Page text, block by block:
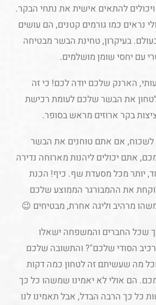
להתאים אישית את נתחי הבקר.
נראים כמו גורמים קטנים, הם עושים
בעיקרון, טחינת הבשר מבטיחה
עם יחסי שומן מושלמים.
הארנק שלכם יודה לכם! כי זה
לטחון את הבשר שלכם לעומת רכישת
בקר ארוזים מראש בסופר.
לשכוח, אם אתם טוחנים את הבשר
אתם יכולים ליהנות מארוחה נדירה
יותר מכל מסעדת שף. כיף! הכנת
את ההמבורגר הממוצע שלכם
מרהיב וליגה אחרת, מבטיחים 😉
שכל החברים והמשפחה ישאלו
הסודי שלכם"? והתשובה שלכם
מה שעשיתם זה לטחון כמה דקות
הם אולי לא יאמינו שמשהו כל כך
כל כך הרבה הבדל, אבל תאמינו לנו